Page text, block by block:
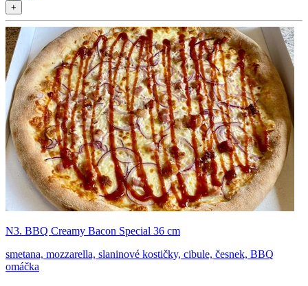
+
N3. BBQ Creamy Bacon Special 36 cm
smetana, mozzarella, slaninové kostičky, cibule, česnek, BBQ
omáčka